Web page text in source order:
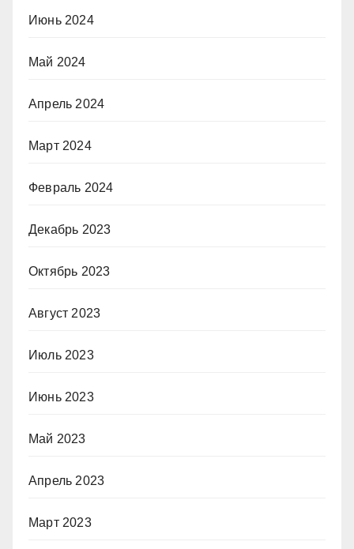
Июнь 2024
Май 2024
Апрель 2024
Март 2024
Февраль 2024
Декабрь 2023
Октябрь 2023
Август 2023
Июль 2023
Июнь 2023
Май 2023
Апрель 2023
Март 2023